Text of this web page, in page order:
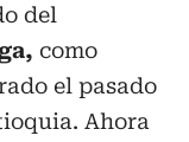
del
como
el pasado
Ahora